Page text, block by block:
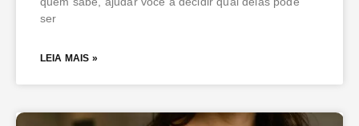
ser
LEIA MAIS »